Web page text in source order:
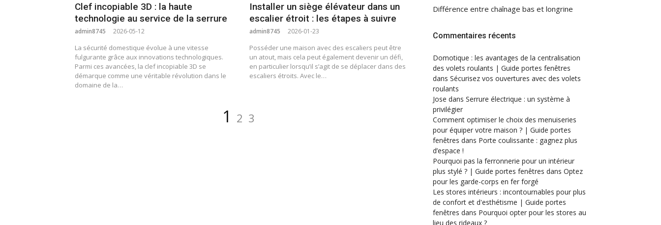
Clef incopiable 3D : la haute
technologie au service de la serrure
admin8745 2026-05-12
La sécurité domestique évolue à une vitesse
fulgurante grâce aux innovations technologiques.
Parmi ces avancées, la clef incopiable 3D se
démarque comme une véritable révolution dans le
domaine de la…
Installer un siège élévateur dans un
escalier étroit : les étapes à suivre
admin8745 2026-01-23
Posséder une maison avec des escaliers peut être
un atout, mais cela peut également devenir un défi,
en particulier lorsqu’il s’agit de se déplacer dans des
escaliers étroits. Avec le…
Page
1 Page
2 Page
3
Différence entre chaînage bas et longrine
Commentaires récents
Domotique : les avantages de la centralisation
des volets roulants | Guide portes fenêtres
dans Sécurisez vos ouvertures avec des volets
roulants
Jose dans Serrure électrique : un système à
privilégier
Comment optimiser le choix des menuiseries
pour équiper votre maison ? | Guide portes
fenêtres dans Porte coulissante : gagnez plus
d’espace !
Pourquoi pas la ferronnerie pour un intérieur
plus stylé ? | Guide portes fenêtres dans Optez
pour les garde-corps en fer forgé
Les stores intérieurs : incontournables pour plus
de confort et d'esthétisme | Guide portes
fenêtres dans Pourquoi opter pour les stores au
lieu des rideaux ?